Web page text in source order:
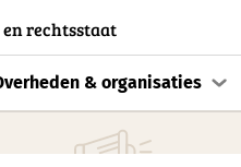
rechtsstaat
& organisaties